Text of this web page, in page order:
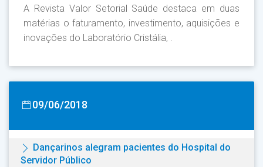
A Revista Valor Setorial Saúde destaca em duas
matérias o faturamento, investimento, aquisições e
inovações do Laboratório Cristália, .
09/06/2018
Dançarinos alegram pacientes do Hospital do
Servidor Público